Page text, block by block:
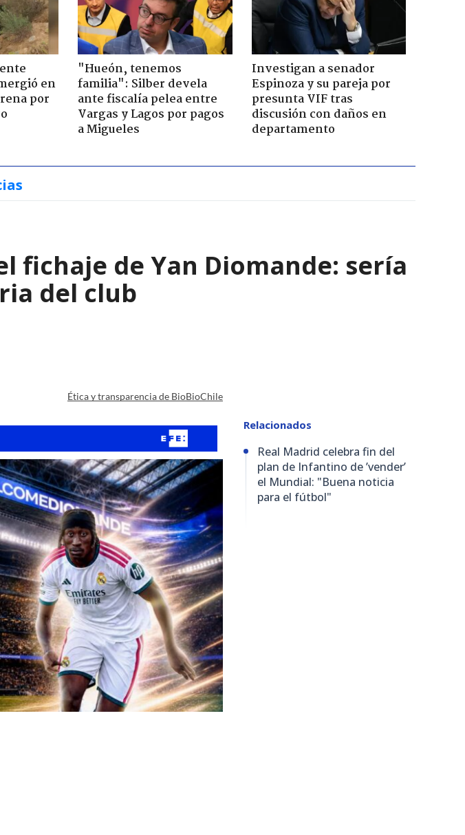
en
por
"Hueón, tenemos
familia": Silber devela
ante fiscalía pelea entre
Vargas y Lagos por pagos
a Migueles
Investigan a senador
Espinoza y su pareja por
presunta VIF tras
discusión con daños en
departamento
fichaje de Yan Diomande: sería
del club
Ética y transparencia de BioBioChile
Relacionados
Real Madrid celebra fin del
plan de Infantino de ’vender’
el Mundial: "Buena noticia
para el fútbol"